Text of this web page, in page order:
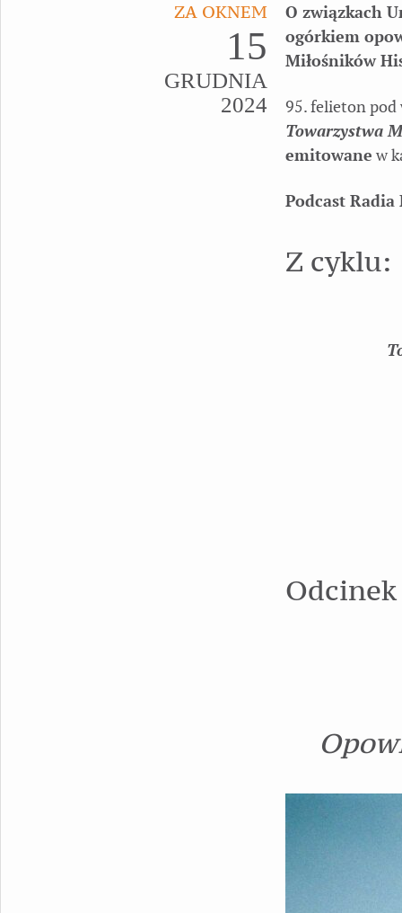
ZA OKNEM
15
GRUDNIA
2024
O związkach
ogórkiem
Miłośników
95. felieton
Towarzystwa
emitowane w
Podcast
Z cyklu: